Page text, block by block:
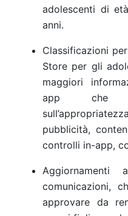
adolescenti di
anni.
Classificazioni
Store per gli
maggiori
app che
pubblicità,
controlli in-app,
Aggiornamenti
comunicazioni,
approvare da